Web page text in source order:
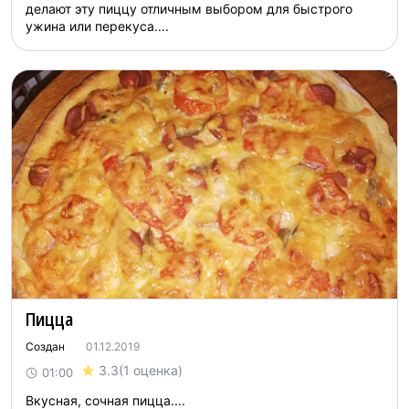
делают эту пиццу отличным выбором для быстрого
ужина или перекуса....
Пицца
Создан 01.12.2019
01:00 3.3(1 оценка)
Вкусная, сочная пицца....